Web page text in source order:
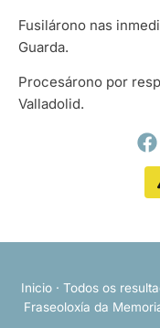
Fusilárono nas
Guarda.
Procesárono por
Valladolid.
Inicio· Todos os
Fraseoloxía da